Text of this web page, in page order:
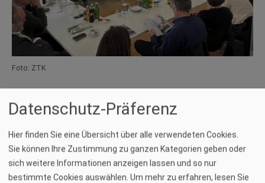
Datenschutz-Präferenz
Hier finden Sie eine Übersicht über alle verwendeten Cookies.
Sie können Ihre Zustimmung zu ganzen Kategorien geben oder
sich weitere Informationen anzeigen lassen und so nur
bestimmte Cookies auswählen. Um mehr zu erfahren, lesen Sie
Foto: ZTK
Am 11. März 2026 fand im
haus in Klagenfurt der zweite
zt:Baukulturtreff Kärnten statt. Das Format bringt
Baukulturschaffende aus Planung, Verwaltung, Lehre und
und Vernetzung rund um aktuelle Themen der Baukultur.
Nach der Begrüßung durch Vizepräsidentin Barbara Frediani-